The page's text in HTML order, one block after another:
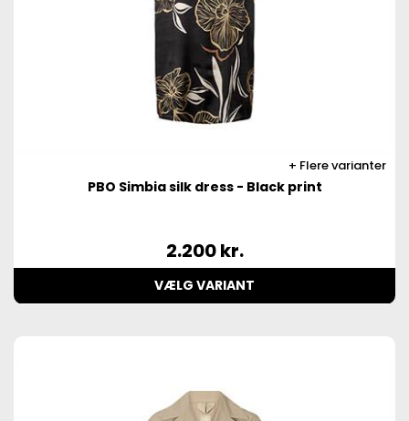
Flere varianter
PBO Simbia silk dress - Black print
2.200kr.
VÆLG VARIANT